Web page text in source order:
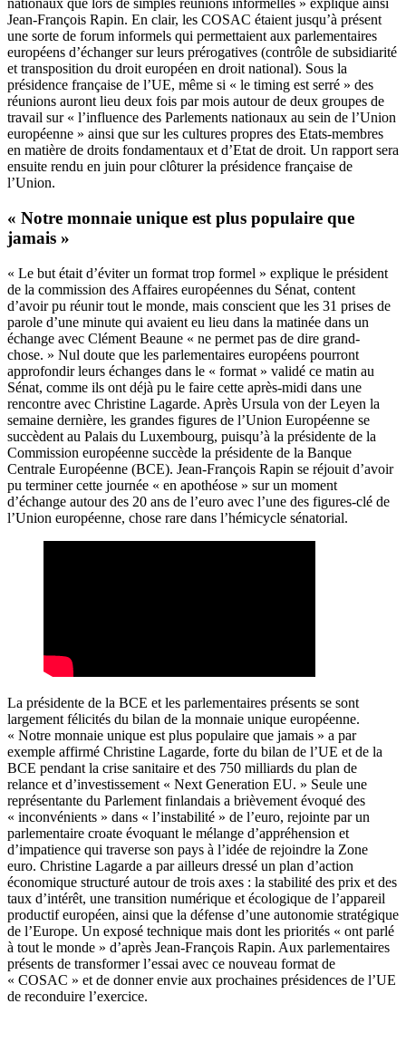
nationaux que lors de simples réunions informelles » explique ainsi
Jean-François Rapin. En clair, les COSAC étaient jusqu’à présent
une sorte de forum informels qui permettaient aux parlementaires
européens d’échanger sur leurs prérogatives (contrôle de subsidiarité
et transposition du droit européen en droit national). Sous la
présidence française de l’UE, même si « le timing est serré » des
réunions auront lieu deux fois par mois autour de deux groupes de
travail sur « l’influence des Parlements nationaux au sein de l’Union
européenne » ainsi que sur les cultures propres des Etats-membres
en matière de droits fondamentaux et d’Etat de droit. Un rapport sera
ensuite rendu en juin pour clôturer la présidence française de
l’Union.
« Notre monnaie unique est plus populaire que
jamais »
« Le but était d’éviter un format trop formel » explique le président
de la commission des Affaires européennes du Sénat, content
d’avoir pu réunir tout le monde, mais conscient que les 31 prises de
parole d’une minute qui avaient eu lieu dans la matinée dans un
échange avec Clément Beaune « ne permet pas de dire grand-
chose. » Nul doute que les parlementaires européens pourront
approfondir leurs échanges dans le « format » validé ce matin au
Sénat, comme ils ont déjà pu le faire cette après-midi dans une
rencontre avec Christine Lagarde. Après Ursula von der Leyen la
semaine dernière, les grandes figures de l’Union Européenne se
succèdent au Palais du Luxembourg, puisqu’à la présidente de la
Commission européenne succède la présidente de la Banque
Centrale Européenne (BCE). Jean-François Rapin se réjouit d’avoir
pu terminer cette journée « en apothéose » sur un moment
d’échange autour des 20 ans de l’euro avec l’une des figures-clé de
l’Union européenne, chose rare dans l’hémicycle sénatorial.
La présidente de la BCE et les parlementaires présents se sont
largement félicités du bilan de la monnaie unique européenne.
« Notre monnaie unique est plus populaire que jamais » a par
exemple affirmé Christine Lagarde, forte du bilan de l’UE et de la
BCE pendant la crise sanitaire et des 750 milliards du plan de
relance et d’investissement « Next Generation EU. » Seule une
représentante du Parlement finlandais a brièvement évoqué des
« inconvénients » dans « l’instabilité » de l’euro, rejointe par un
parlementaire croate évoquant le mélange d’appréhension et
d’impatience qui traverse son pays à l’idée de rejoindre la Zone
euro. Christine Lagarde a par ailleurs dressé un plan d’action
économique structuré autour de trois axes : la stabilité des prix et des
taux d’intérêt, une transition numérique et écologique de l’appareil
productif européen, ainsi que la défense d’une autonomie stratégique
de l’Europe. Un exposé technique mais dont les priorités « ont parlé
à tout le monde » d’après Jean-François Rapin. Aux parlementaires
présents de transformer l’essai avec ce nouveau format de
« COSAC » et de donner envie aux prochaines présidences de l’UE
de reconduire l’exercice.